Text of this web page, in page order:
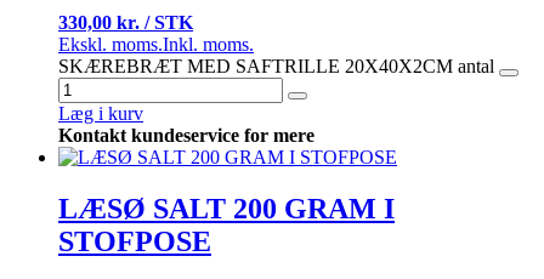
330,00 kr. / STK
Ekskl. moms.Inkl. moms.
SKÆREBRÆT MED SAFTRILLE 20X40X2CM antal
Læg i kurv
Kontakt kundeservice for mere
LÆSØ SALT 200 GRAM I
STOFPOSE